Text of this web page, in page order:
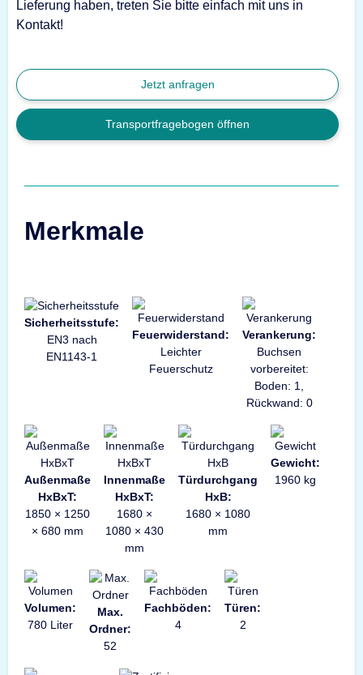
Lieferung haben, treten Sie bitte einfach mit uns in
Kontakt!
Jetzt anfragen
Transportfragebogen öffnen
Merkmale
Sicherheitsstufe:
EN3 nach
EN1143-1
Feuerwiderstand:
Leichter
Feuerschutz
Verankerung:
Buchsen
vorbereitet:
Boden: 1,
Rückwand: 0
Außenmaße
HxBxT:
1850 × 1250
× 680 mm
Innenmaße
HxBxT:
1680 ×
1080 × 430
mm
Türdurchgang
HxB:
1680 × 1080
mm
Gewicht:
1960 kg
Volumen:
780 Liter
Max.
Ordner:
52
Fachböden:
4
Türen:
2